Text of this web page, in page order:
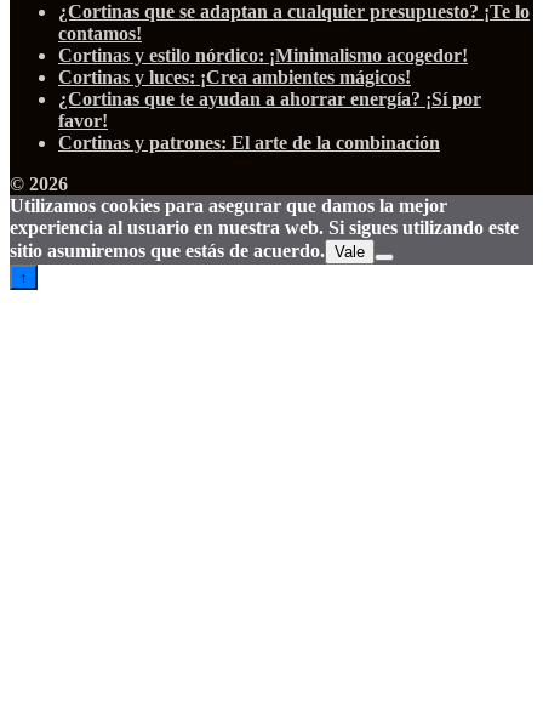
¿Cortinas que se adaptan a cualquier presupuesto? ¡Te lo
contamos!
Cortinas y estilo nórdico: ¡Minimalismo acogedor!
Cortinas y luces: ¡Crea ambientes mágicos!
¿Cortinas que te ayudan a ahorrar energía? ¡Sí por
favor!
Cortinas y patrones: El arte de la combinación
© 2026
Utilizamos cookies para asegurar que damos la mejor
experiencia al usuario en nuestra web. Si sigues utilizando este
sitio asumiremos que estás de acuerdo. Vale
↑